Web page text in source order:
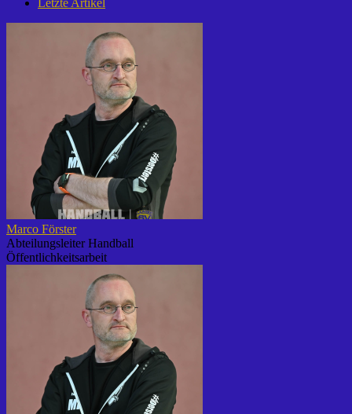
Letzte Artikel
Marco Förster
Abteilungsleiter Handball
Öffentlichkeitsarbeit